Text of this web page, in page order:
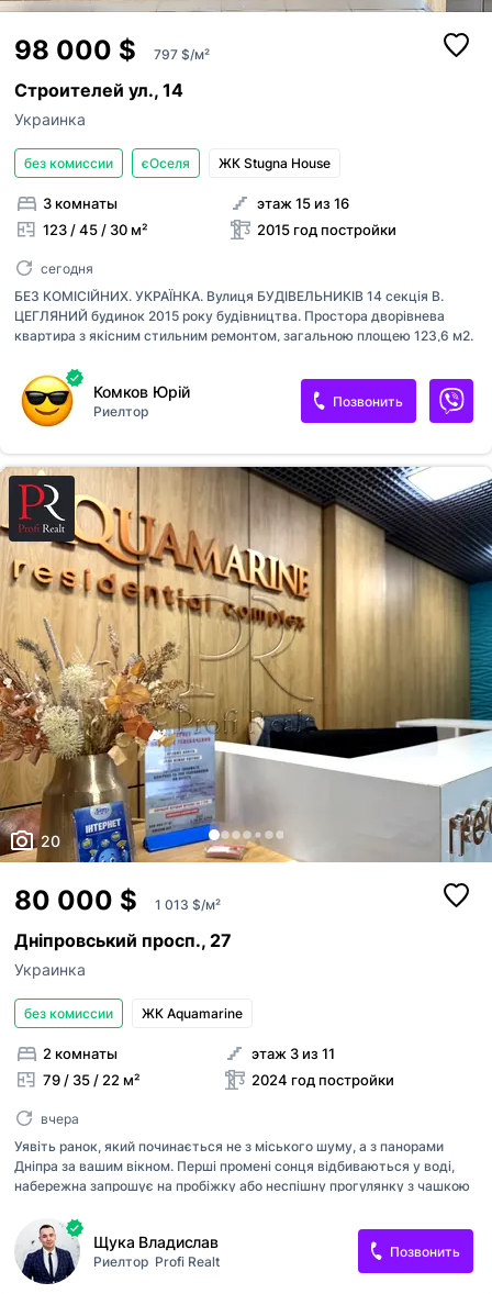
98 000 $ 797 $/м²
Строителей ул., 14
Украинка
без комиссии єОселя ЖК Stugna House
3 комнаты
123 / 45 / 30 м²
этаж 15 из 16
2015 год постройки
сегодня
БЕЗ КОМІСІЙНИХ. УКРАЇНКА. Вулиця БУДІВЕЛЬНИКІВ 14 секція В.
ЦЕГЛЯНИЙ будинок 2015 року будівництва. Простора дворівнева
квартира з якісним стильним ремонтом, загальною площею 123,6 м2.
освітлення в МЗК, водо- та теплопостачання. Перший рівень
квартири площею 61,2 м2: Кухня, виготовлена на замовлення з
якісною вбудованою технікою FRANKE, SAMSUNG, LG, зручний
телевізором SAMSUNG. Стіни вкриті декоративною штукатуркою в 3
шари. Окрема спальня з великою шафою-купе. Сумісний санвузол з
душовою системою DEVIT, тропічний, гігієнічний душ, бойлер BOSCH
на 80 л. Збільшений балк...
Комков Юрій
Риелтор
Позвонить
20
80 000 $ 1 013 $/м²
Дніпровський просп., 27
Украинка
без комиссии ЖК Aquamarine
2 комнаты
79 / 35 / 22 м²
этаж 3 из 11
2024 год постройки
вчера
Уявіть ранок, який починається не з міського шуму, а з панорами
Дніпра за вашим вікном. Перші промені сонця відбиваються у воді,
набережна запрошує на пробіжку або неспішну прогулянку з чашкою
квартира — для тих, хто цінує не лише вигідну фінансову інвестицію,
а також і в інвестицію в власний спокій та комфорт. Простора кухня-
вітальня стане місцем, де збирається родина, друзі, народжуються
теплі розмови та найкращі спогади. Великі панорамні вікна стирають
Щука Владислав
Риелтор Profi Realt
Позвонить